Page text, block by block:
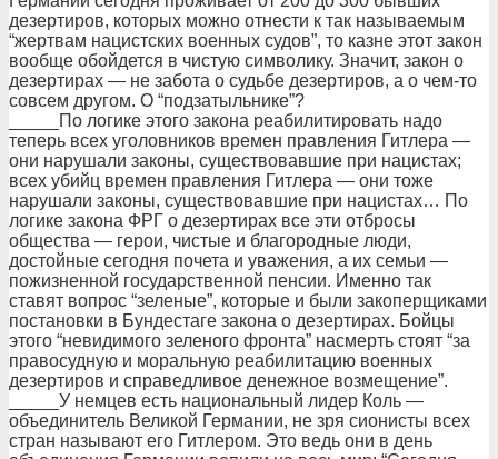
дезертиров, которых можно отнести к так называемым
“жертвам нацистских военных судов”, то казне этот закон
вообще обойдется в чистую символику. Значит, закон о
дезертирах — не забота о судьбе дезертиров, а о чем-то
совсем другом. О “подзатыльнике”?
_____По логике этого закона реабилитировать надо
теперь всех уголовников времен правления Гитлера —
они нарушали законы, существовавшие при нацистах;
всех убийц времен правления Гитлера — они тоже
нарушали законы, существовавшие при нацистах… По
логике закона ФРГ о дезертирах все эти отбросы
общества — герои, чистые и благородные люди,
достойные сегодня почета и уважения, а их семьи —
пожизненной государственной пенсии. Именно так
ставят вопрос “зеленые”, которые и были закоперщиками
постановки в Бундестаге закона о дезертирах. Бойцы
этого “невидимого зеленого фронта” насмерть стоят “за
правосудную и моральную реабилитацию военных
дезертиров и справедливое денежное возмещение”.
_____У немцев есть национальный лидер Коль —
объединитель Великой Германии, не зря сионисты всех
стран называют его Гитлером. Это ведь они в день